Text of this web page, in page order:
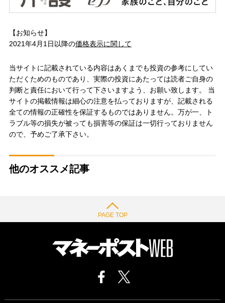
【お知らせ】
2021年4月1日以降の価格表示に関して
当サイトに記載されている内容はあくまでも投資の参考にしてい
ただくためのものであり、実際の投資にあたっては読者ご自身の
判断と責任において行って下さいますよう、お願い致します。 当
サイトの掲載情報は細心の注意を払っておりますが、記載される
全ての情報の正確性を保証するものではありません。万が一、ト
ラブル等の損失が被っても損害等の保証は一切行っておりません
ので、予めご了承下さい。
他のオススメ記事
PAGE TOP